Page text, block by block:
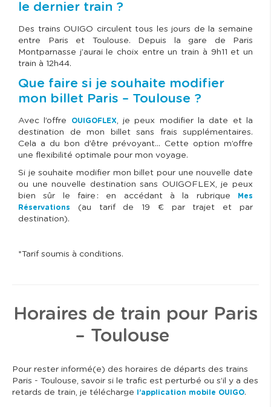
le dernier train ?
Des trains OUIGO circulent tous les jours de la semaine
entre Paris et Toulouse. Depuis la gare de Paris
Montparnasse j’aurai le choix entre un train à 9h11 et un
train à 12h44.
Que faire si je souhaite modifier
mon billet Paris – Toulouse ?
Avec l’offre OUIGOFLEX, je peux modifier la date et la
destination de mon billet sans frais supplémentaires.
Cela a du bon d’être prévoyant... Cette option m’offre
une flexibilité optimale pour mon voyage.
Si je souhaite modifier mon billet pour une nouvelle date
ou une nouvelle destination sans OUIGOFLEX, je peux
bien sûr le faire : en accédant à la rubrique
Mes
Réservations
(au tarif de 19 € par trajet et par
destination).
*Tarif soumis à conditions.
Horaires de train pour Paris
– Toulouse
Pour rester informé(e) des horaires de départs des trains
Paris - Toulouse, savoir si le trafic est perturbé ou s’il y a des
retards de train, je télécharge l’application mobile OUIGO.